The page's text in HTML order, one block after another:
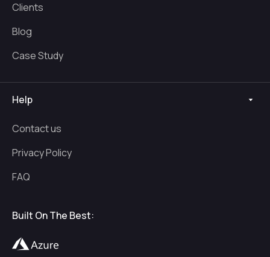
Clients
Blog
Case Study
Help
Contact us
Privacy Policy
FAQ
Built On The Best: